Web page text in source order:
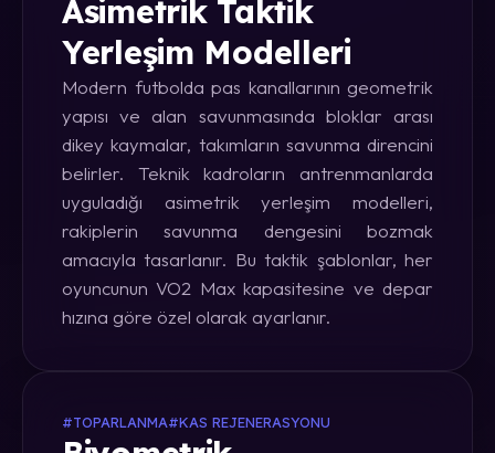
Asimetrik Taktik
Yerleşim Modelleri
Modern futbolda pas kanallarının geometrik
yapısı ve alan savunmasında bloklar arası
dikey kaymalar, takımların savunma direncini
belirler. Teknik kadroların antrenmanlarda
uyguladığı asimetrik yerleşim modelleri,
rakiplerin savunma dengesini bozmak
amacıyla tasarlanır. Bu taktik şablonlar, her
oyuncunun VO2 Max kapasitesine ve depar
hızına göre özel olarak ayarlanır.
#TOPARLANMA#KAS REJENERASYONU